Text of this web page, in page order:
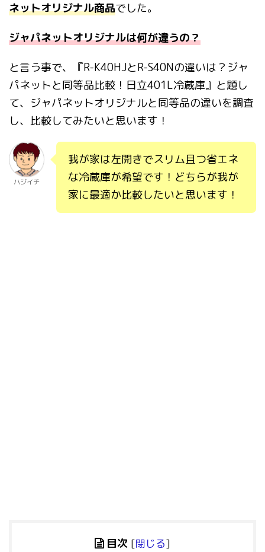
ネットオリジナル商品でした。
ジャパネットオリジナルは何が違うの？
と言う事で、『R-K40HJとR-S40Nの違いは？ジャ
パネットと同等品比較！日立401L冷蔵庫』と題し
て、ジャパネットオリジナルと同等品の違いを調査
し、比較してみたいと思います！
ハジイチ
我が家は左開きでスリム且つ省エネ
な冷蔵庫が希望です！どちらが我が
家に最適か比較したいと思います！
目次 [閉じる]